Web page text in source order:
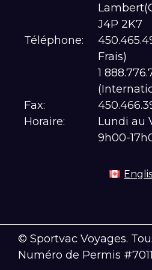
J4P 2K7
Téléphone:
Frais)
1
Fax:
Horaire:
Lundi au
9h00-
© Sportvac Voyages.
Numéro de Permis